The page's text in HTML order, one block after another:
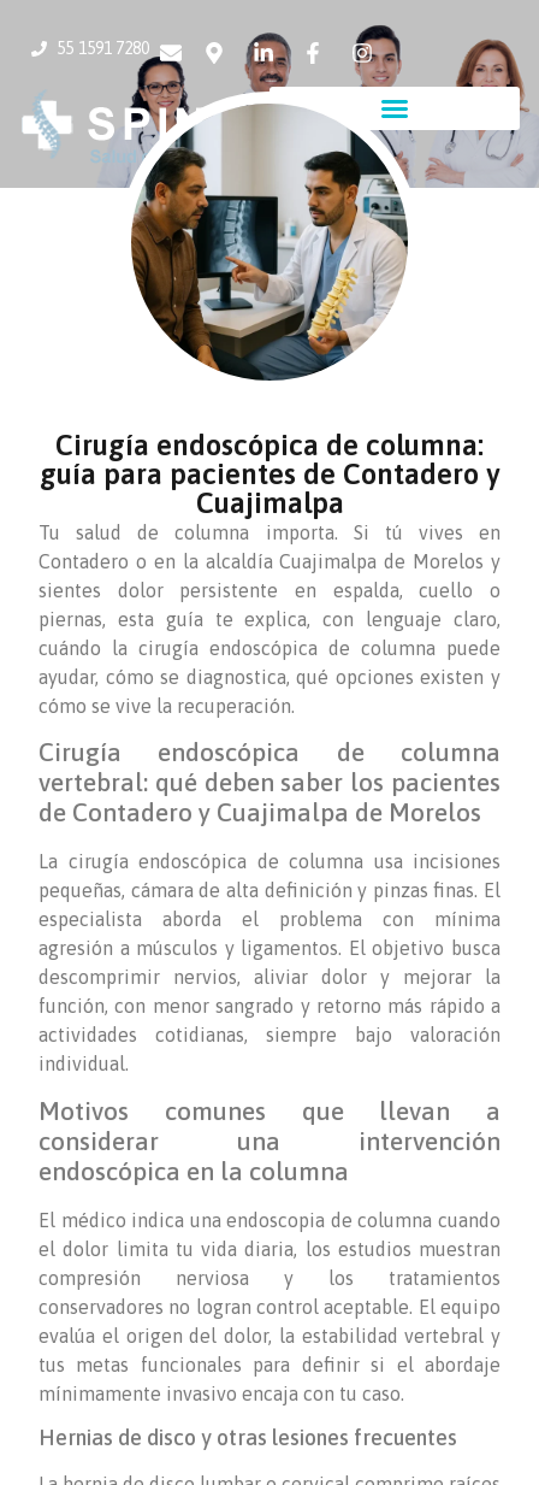
55 1591 7280
Cirugía endoscópica de columna:
guía para pacientes de Contadero y
Cuajimalpa
Tu salud de columna importa. Si tú vives en
Contadero o en la alcaldía Cuajimalpa de Morelos y
sientes dolor persistente en espalda, cuello o
piernas, esta guía te explica, con lenguaje claro,
cuándo la cirugía endoscópica de columna puede
ayudar, cómo se diagnostica, qué opciones existen y
cómo se vive la recuperación.
Cirugía endoscópica de columna
vertebral: qué deben saber los pacientes
de Contadero y Cuajimalpa de Morelos
La cirugía endoscópica de columna usa incisiones
pequeñas, cámara de alta definición y pinzas finas. El
especialista aborda el problema con mínima
agresión a músculos y ligamentos. El objetivo busca
descomprimir nervios, aliviar dolor y mejorar la
función, con menor sangrado y retorno más rápido a
actividades cotidianas, siempre bajo valoración
individual.
Motivos comunes que llevan a
considerar una intervención
endoscópica en la columna
El médico indica una endoscopia de columna cuando
el dolor limita tu vida diaria, los estudios muestran
compresión nerviosa y los tratamientos
conservadores no logran control aceptable. El equipo
evalúa el origen del dolor, la estabilidad vertebral y
tus metas funcionales para definir si el abordaje
mínimamente invasivo encaja con tu caso.
Hernias de disco y otras lesiones frecuentes